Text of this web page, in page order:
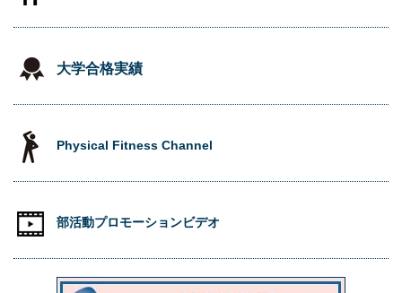
大学合格実績
Physical Fitness Channel
部活動プロモーションビデオ